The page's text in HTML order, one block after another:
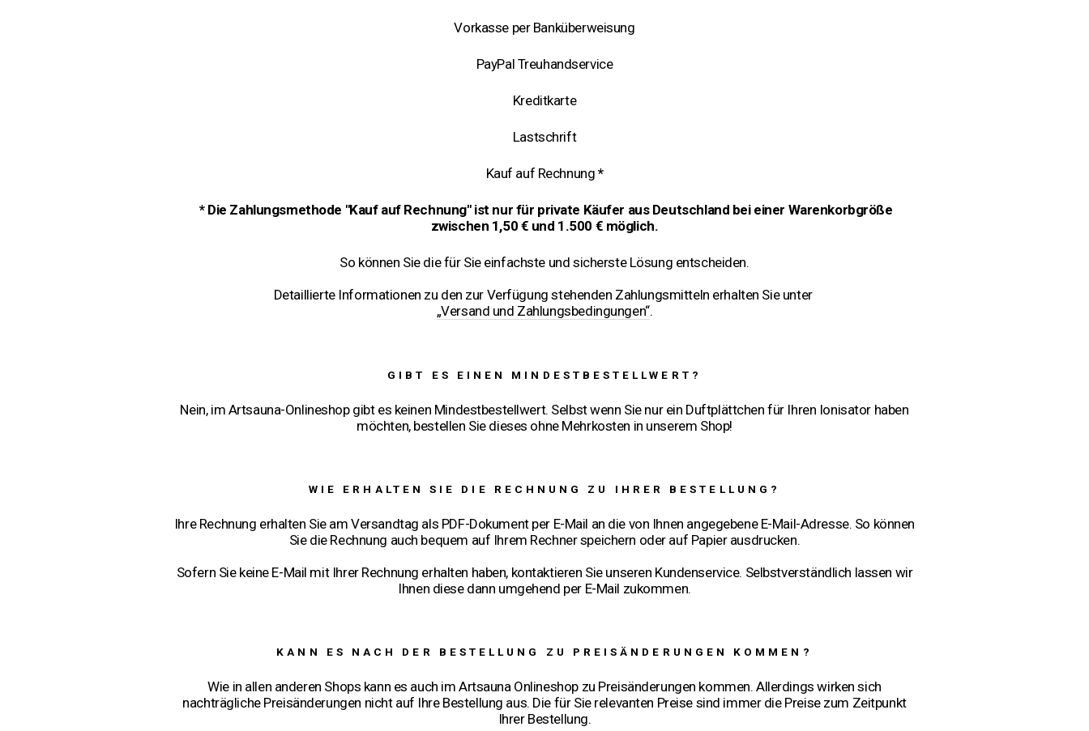
Vorkasse per Banküberweisung
PayPal Treuhandservice
Kreditkarte
Lastschrift
Kauf auf Rechnung *
* Die Zahlungsmethode "Kauf auf Rechnung" ist nur für private Käufer aus Deutschland bei einer Warenkorbgröße
zwischen 1,50 € und 1.500 € möglich.
So können Sie die für Sie einfachste und sicherste Lösung entscheiden.
Detaillierte Informationen zu den zur Verfügung stehenden Zahlungsmitteln erhalten Sie unter
„Versand und Zahlungsbedingungen“.
GIBT ES EINEN MINDESTBESTELLWERT?
Nein, im Artsauna-Onlineshop gibt es keinen Mindestbestellwert. Selbst wenn Sie nur ein Duftplättchen für Ihren Ionisator haben
möchten, bestellen Sie dieses ohne Mehrkosten in unserem Shop!
WIE ERHALTEN SIE DIE RECHNUNG ZU IHRER BESTELLUNG?
Ihre Rechnung erhalten Sie am Versandtag als PDF-Dokument per E-Mail an die von Ihnen angegebene E-Mail-Adresse. So können
Sie die Rechnung auch bequem auf Ihrem Rechner speichern oder auf Papier ausdrucken.
Sofern Sie keine E-Mail mit Ihrer Rechnung erhalten haben, kontaktieren Sie unseren Kundenservice. Selbstverständlich lassen wir
Ihnen diese dann umgehend per E-Mail zukommen.
KANN ES NACH DER BESTELLUNG ZU PREISÄNDERUNGEN KOMMEN?
Wie in allen anderen Shops kann es auch im Artsauna Onlineshop zu Preisänderungen kommen. Allerdings wirken sich
nachträgliche Preisänderungen nicht auf Ihre Bestellung aus. Die für Sie relevanten Preise sind immer die Preise zum Zeitpunkt
Ihrer Bestellung.